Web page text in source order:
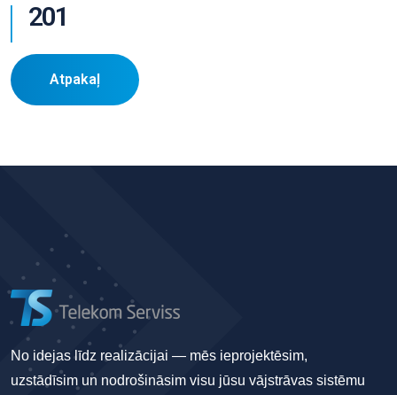
201
Atpakaļ
No idejas līdz realizācijai — mēs ieprojektēsim,
uzstādīsim un nodrošināsim visu jūsu vājstrāvas sistēmu